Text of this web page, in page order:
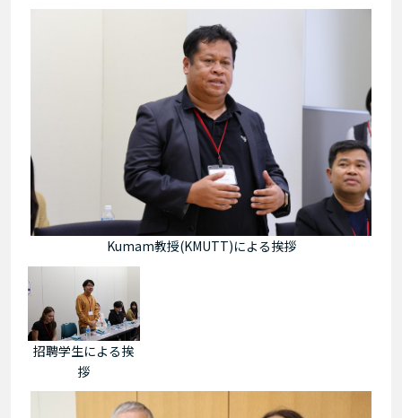
Kumam教授(KMUTT)による挨拶
招聘学生による挨
拶